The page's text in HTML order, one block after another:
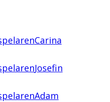
Carina
Josefin
Adam